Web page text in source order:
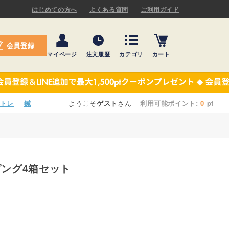
はじめての方へ よくある質問 ご利用ガイド
会員登録
マイページ 注文履歴 カテゴリ
ASキネシオロジーテープ
施術ベッド・マクラ
カート
レ 鍼 ようこそゲスト さん 利用可能ポイント:0 pt
グ4箱セット
機材・機材消耗品
テーピング
施術ベッド・マクラ
事務用品・日用品